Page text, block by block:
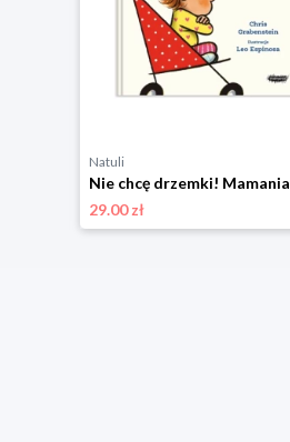
Natuli
Nie chcę drzemki! Mamania
29.00 zł